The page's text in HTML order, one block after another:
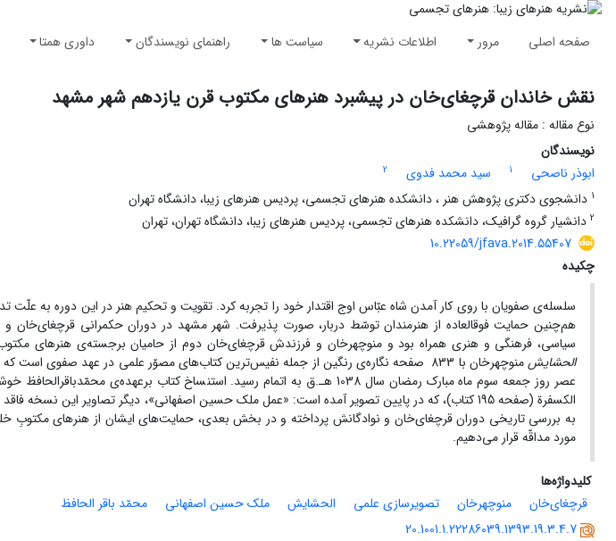
صفحه اصلی مرور اطلاعات نشریه سیاست ها راهنمای نویسندگان داوری همتا
نقش خاندان قرچغای‌خان در پیشبرد هنرهای مکتوب قرن یازدهم شهر مشهد
نوع مقاله : مقاله پژوهشی
نویسندگان
ابوذر ناصحی
1 سید محمد فدوی
2
1 دانشجوی دکتری پژوهش هنر ، دانشکده هنرهای تجسمی، پردیس هنرهای زیبا، دانشگاه تهران
2 دانشیار گروه گرافیک، دانشکده هنرهای تجسمی، پردیس هنرهای زیبا، دانشگاه تهران، تهران
10.22059/jfava.2014.55407
چکیده
سلسله‌ی صفویان با روی کار آمدن شاه عبّاس اوج اقتدار خود را تجربه کرد. تقویت و تحکیم هنر در این دوره به
هم‌چنین حمایت فوق­العاده از هنرمندان توسّط دربار، صورت پذیرفت. شهر مشهد در دوران حکمرانی قرچغای‌خان
سیاسی، فرهنگی و هنری همراه بود و منوچهرخان و فرزندش قرچغای‌خان دوم از حامیان برجسته‌ی هنرهای
الحشایش
منوچهرخان با 833 صفحه نگاره‌ی رنگین از جمله نفیس‌ترین کتاب‌های مصوّر علمی در عهد صفوی
عصر روز جمعه سوم ماه مبارک رمضان سال 1038 هـ.ق به اتمام رسید. استنساخ کتاب برعهده‌ی
الکسفرۃ (صفحه 195 کتاب)، که در پایین تصویر آمده است: «عمل ملک حسین اصفهانی»، دیگر تصاویر این
به بررسی تاریخی دوران قرچغای‌خان و نوادگانش پرداخته و در بخش بعدی، حمایت‌های ایشان از هنرهای
مورد مداقّه قرار می‌دهیم.
کلیدواژه‌ها
قرچغای‌خان
منوچهرخان تصویرسازی علمی الحشایش ملک حسین اصفهانی
محمّد باقر الحافظ
20.1001.1.22286039.1393.19.3.4.7